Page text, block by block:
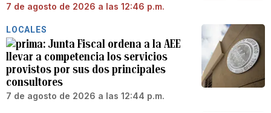
7 de agosto de 2026 a las 12:46 p.m.
LOCALES
Junta Fiscal ordena a la AEE
llevar a competencia los servicios
provistos por sus dos principales
consultores
7 de agosto de 2026 a las 12:44 p.m.